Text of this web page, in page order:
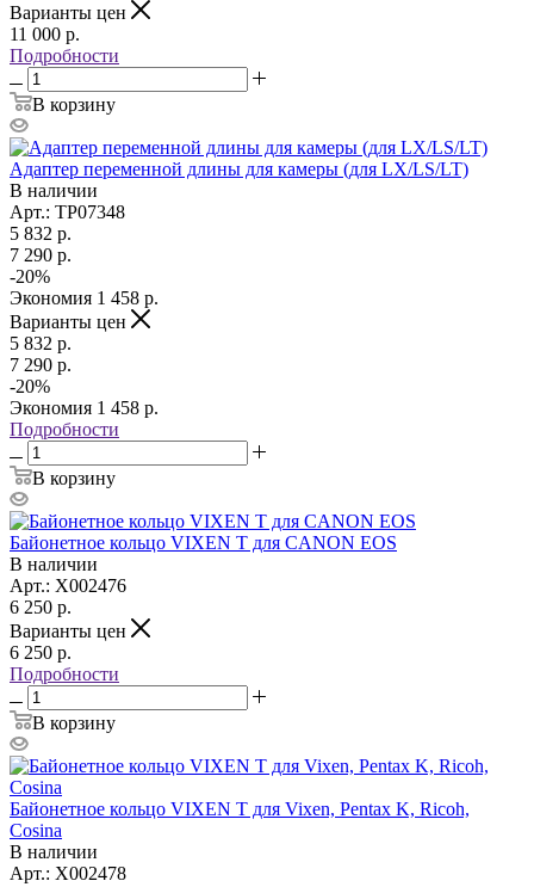
Варианты цен
11 000 р.
Подробности
В корзину
Адаптер переменной длины для камеры (для LX/LS/LT)
В наличии
Арт.: TP07348
5 832 р.
7 290 р.
-20%
Экономия 1 458 р.
Варианты цен
5 832 р.
7 290 р.
-20%
Экономия 1 458 р.
Подробности
В корзину
Байонетное кольцо VIXEN Т для CANON EOS
В наличии
Арт.: X002476
6 250 р.
Варианты цен
6 250 р.
Подробности
В корзину
Байонетное кольцо VIXEN Т для Vixen, Pentax K, Ricoh,
Cosina
В наличии
Арт.: X002478